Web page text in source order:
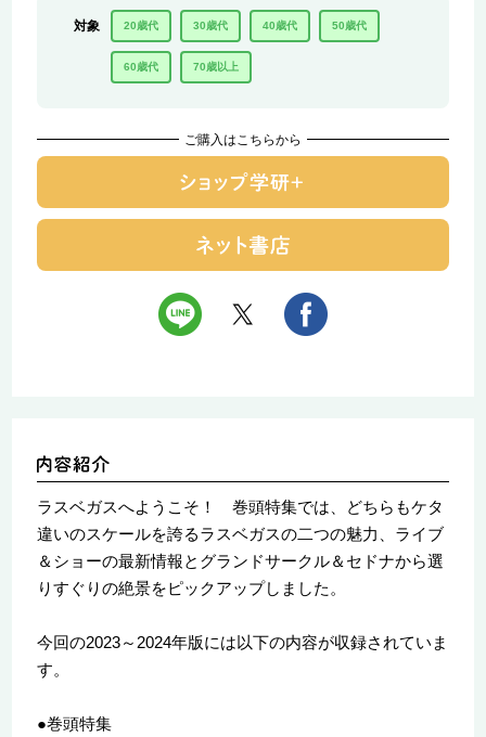
対象 20歳代 30歳代 40歳代 50歳代
60歳代 70歳以上
ご購入はこちらから
ラスベガスへようこそ！ 巻頭特集では、どちらもケタ
違いのスケールを誇るラスベガスの二つの魅力、ライブ
＆ショーの最新情報とグランドサークル＆セドナから選
りすぐりの絶景をピックアップしました。
今回の2023～2024年版には以下の内容が収録されていま
す。
●巻頭特集